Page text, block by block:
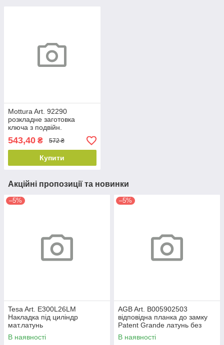
Mottura Art. 92290
розкладне заготовка
ключа з подвійн.
для серій 20,50,64
543,40 ₴ 572 ₴
Купити
Акційні пропозиції та новинки
–5%
Tesa Art. E300L26LM
Накладка під циліндр
мат.латунь
В наявності
–5%
AGB Art. B005902503
відповідна планка до замку
Patent Grande латунь без
відб
В наявності